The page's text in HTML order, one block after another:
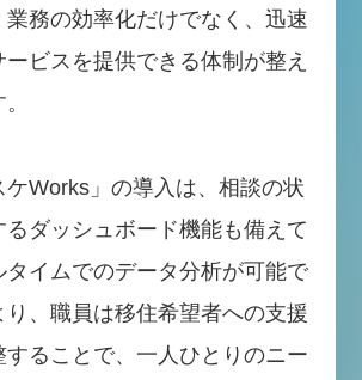
業務の効率化だけでなく、迅速
ビスを提供できる体制が整え
ケWorks」の導入は、相談の状
ダッシュボード機能も備えて
タイムでのデータ分析が可能で
り、職員は移住希望者への支援
することで、一人ひとりのニー